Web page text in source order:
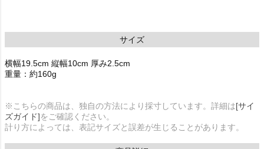
サイズ
横幅19.5cm 縦幅10cm 厚み2.5cm
重量：約160g
※こちらの商品は、独自の方法により採寸しています。詳細は[サイ
ズガイド]をご確認ください。
計り方によっては、表記サイズと誤差が生じることがあります。